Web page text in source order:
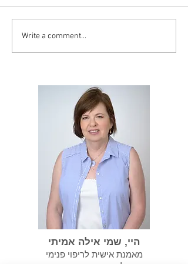
במידה ועברנו התעללות
נרקיסיסטית אנחנו צריכים
Write a comment...
היי, שמי אילה אמיתי
מאמנת אישית לריפוי פנימי